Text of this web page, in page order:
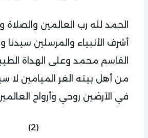
الحمد لله رب العالمين والصلاة
أشرف الأنبياء والمرسلين سيدنا
القاسم محمد وعلى الهداة
من أهل بيته الغر الميامين لا
في الأرضين روحي وأرواح
(2)